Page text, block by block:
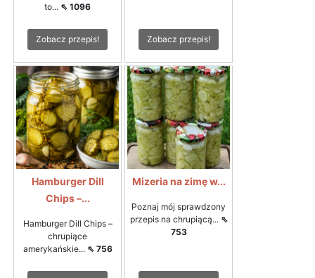
to... ⇖ 1096
Zobacz przepis! Zobacz przepis!
Hamburger Dill
Chips –...
Hamburger Dill Chips –
chrupiące
amerykańskie... ⇖ 756
Mizeria na zimę w...
Poznaj mój sprawdzony
przepis na chrupiącą... ⇖
753